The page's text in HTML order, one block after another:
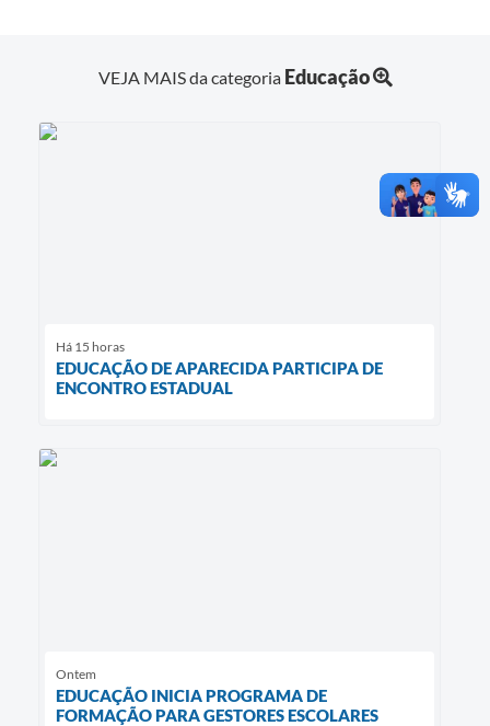
VEJA MAIS da categoria Educação
Há 15 horas
EDUCAÇÃO DE APARECIDA PARTICIPA DE
ENCONTRO ESTADUAL
Ontem
EDUCAÇÃO INICIA PROGRAMA DE
FORMAÇÃO PARA GESTORES ESCOLARES